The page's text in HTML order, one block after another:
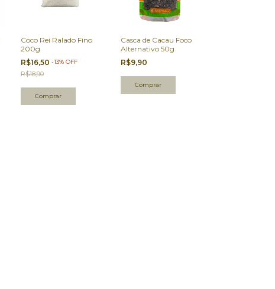
Coco Rei Ralado Fino
200g
R$16,50 -13% OFF
R$18,90
Casca de Cacau Foco
Alternativo 50g
R$9,90